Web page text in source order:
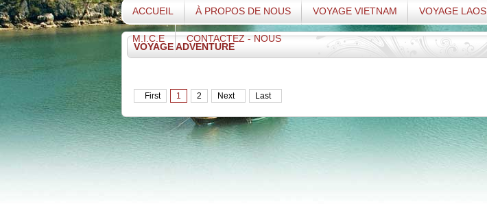
ACCUEIL À PROPOS DE NOUS VOYAGE VIETNAM VOYAGE LAOS
M.I.C.E CONTACTEZ - NOUS
VOYAGE ADVENTURE
First 1 2 Next Last